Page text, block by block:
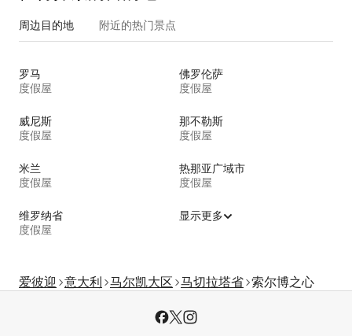
周边目的地 附近的热门景点
罗马
度假屋
佛罗伦萨
度假屋
威尼斯
度假屋
那不勒斯
度假屋
米兰
度假屋
热那亚广域市
度假屋
维罗纳省
度假屋
显示更多
爱彼迎 意大利 马尔凯大区 马切拉塔省 索尔博之心